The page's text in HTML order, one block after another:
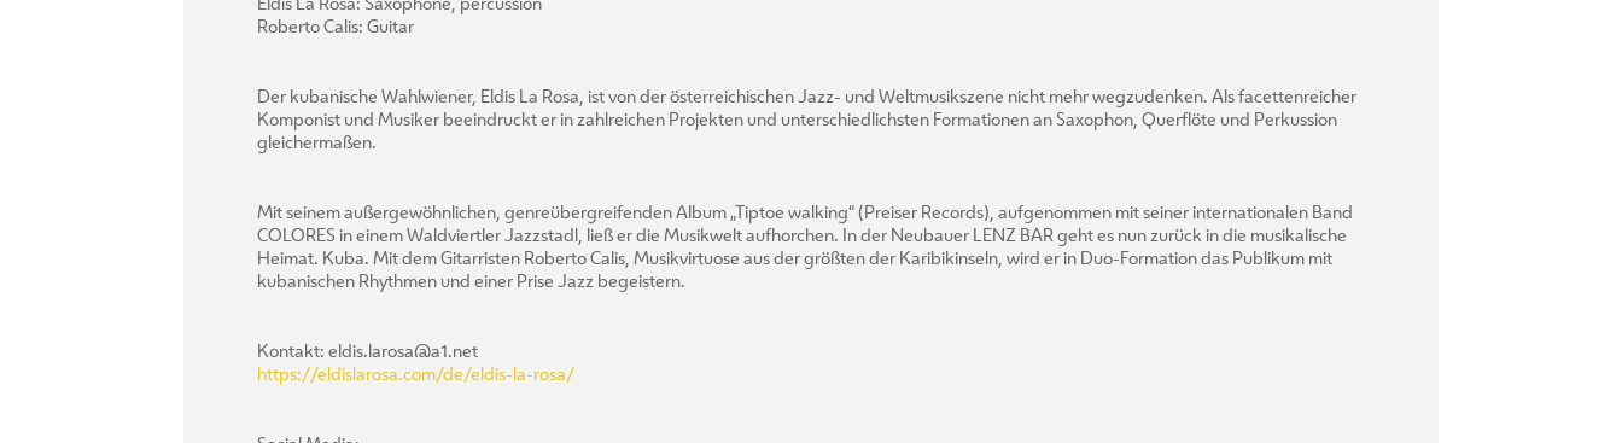
Eldis La Rosa: Saxophone, percussion
Roberto Calis: Guitar
Der kubanische Wahlwiener, Eldis La Rosa, ist von der österreichischen Jazz- und Weltmusikszene nicht mehr wegzudenken. Als facettenreicher
Komponist und Musiker beeindruckt er in zahlreichen Projekten und unterschiedlichsten Formationen an Saxophon, Querflöte und Perkussion
gleichermaßen.
Mit seinem außergewöhnlichen, genreübergreifenden Album „Tiptoe walking“ (Preiser Records), aufgenommen mit seiner internationalen Band
COLORES in einem Waldviertler Jazzstadl, ließ er die Musikwelt aufhorchen. In der Neubauer LENZ BAR geht es nun zurück in die musikalische
Heimat. Kuba. Mit dem Gitarristen Roberto Calis, Musikvirtuose aus der größten der Karibikinseln, wird er in Duo-Formation das Publikum mit
kubanischen Rhythmen und einer Prise Jazz begeistern.
Kontakt: eldis.larosa@a1.net
https://eldislarosa.com/de/eldis-la-rosa/